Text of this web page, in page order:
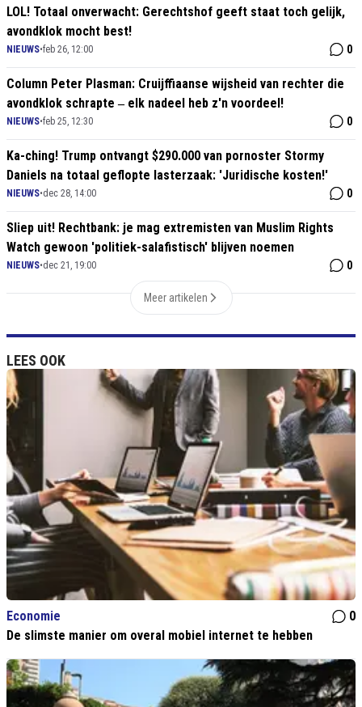
LOL! Totaal onverwacht: Gerechtshof geeft staat toch gelijk,
avondklok mocht best!
NIEUWS•feb 26, 12:00 0
Column Peter Plasman: Cruijffiaanse wijsheid van rechter die
avondklok schrapte ‒ elk nadeel heb z'n voordeel!
NIEUWS•feb 25, 12:30 0
Ka-ching! Trump ontvangt $290.000 van pornoster Stormy
Daniels na totaal geflopte lasterzaak: 'Juridische kosten!'
NIEUWS•dec 28, 14:00 0
Sliep uit! Rechtbank: je mag extremisten van Muslim Rights
Watch gewoon 'politiek-salafistisch' blijven noemen
NIEUWS•dec 21, 19:00 0
Meer artikelen
LEES OOK
Economie
0
De slimste manier om overal mobiel internet te hebben